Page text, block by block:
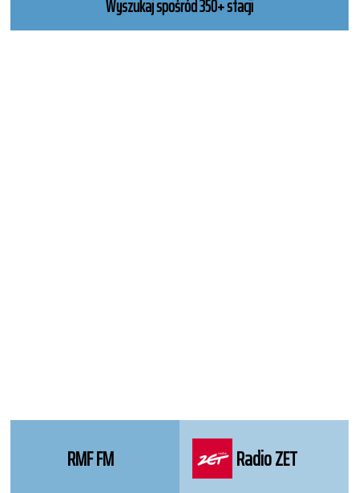
WORDPRESS
Wyszukaj spośród 350+ stacji
RMF FM Radio ZET